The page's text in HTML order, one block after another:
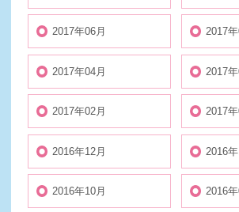
2017年06月 2017年
2017年04月 2017
2017年02月 2017年
2016年12月 2016
2016年10月 2016年